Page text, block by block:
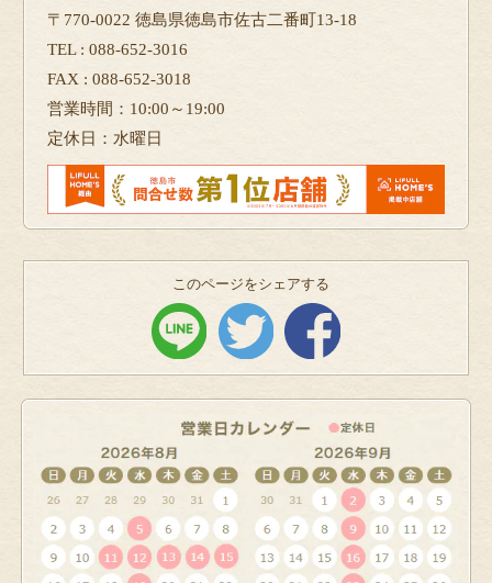
〒770-0022 徳島県徳島市佐古二番町13-18
TEL : 088-652-3016
FAX : 088-652-3018
営業時間：10:00～19:00
定休日：水曜日
このページをシェアする